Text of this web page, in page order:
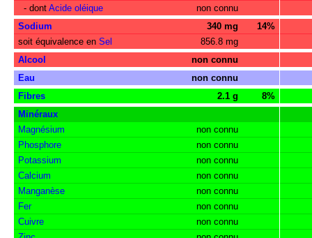
- dont Acide oléique
non connu
Sodium
340 mg
14%
soit équivalence en Sel
856.8 mg
Alcool
non connu
Eau
non connu
Fibres
2.1 g
8%
Minéraux
Magnésium
non connu
Phosphore
non connu
Potassium
non connu
Calcium
non connu
Manganèse
non connu
Fer
non connu
Cuivre
non connu